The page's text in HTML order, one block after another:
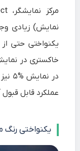
نمایش) زیادی
یکنواختی حتی
عملکرد قابل قبول
یکنواختی رنگ